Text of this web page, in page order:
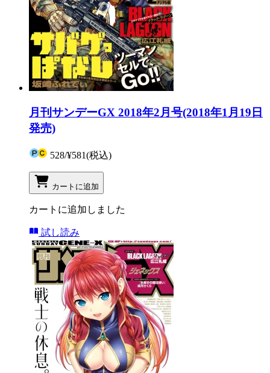
月刊サンデーGX 2018年2月号(2018年1月19日
発売)
528/¥581(税込)
カートに追加
カートに追加しました
試し読み